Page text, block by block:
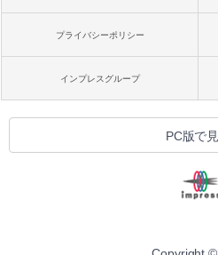
プライバシーポリシー
インプレスグループ
PC版で